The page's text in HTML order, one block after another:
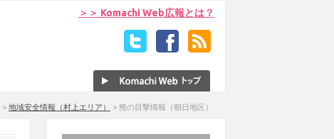
＞＞ Komachi Web広報とは？
> 地域安全情報（村上エリア） > 熊の目撃情報（朝日地区）